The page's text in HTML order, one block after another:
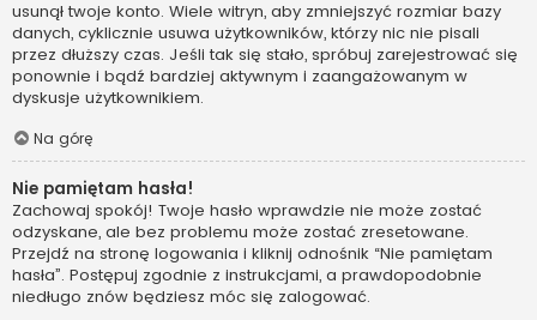
usunął twoje konto. Wiele witryn, aby zmniejszyć rozmiar bazy
danych, cyklicznie usuwa użytkowników, którzy nic nie pisali
przez dłuższy czas. Jeśli tak się stało, spróbuj zarejestrować się
ponownie i bądź bardziej aktywnym i zaangażowanym w
dyskusje użytkownikiem.
Na górę
Nie pamiętam hasła!
Zachowaj spokój! Twoje hasło wprawdzie nie może zostać
odzyskane, ale bez problemu może zostać zresetowane.
Przejdź na stronę logowania i kliknij odnośnik “Nie pamiętam
hasła”. Postępuj zgodnie z instrukcjami, a prawdopodobnie
niedługo znów będziesz móc się zalogować.